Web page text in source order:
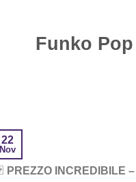
Funko
22
Nov
PREZZO INCREDIBILE